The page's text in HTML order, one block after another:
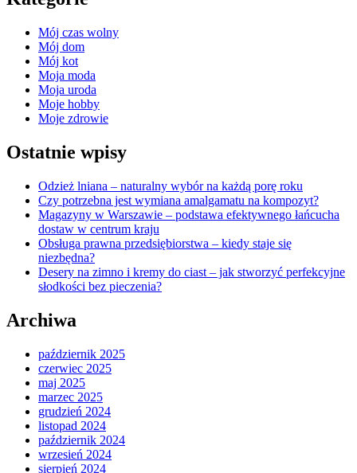
Mój czas wolny
Mój dom
Mój kot
Moja moda
Moja uroda
Moje hobby
Moje zdrowie
Ostatnie wpisy
Odzież lniana – naturalny wybór na każdą porę roku
Czy potrzebna jest wymiana amalgamatu na kompozyt?
Magazyny w Warszawie – podstawa efektywnego łańcucha
dostaw w centrum kraju
Obsługa prawna przedsiębiorstwa – kiedy staje się
niezbędna?
Desery na zimno i kremy do ciast – jak stworzyć perfekcyjne
słodkości bez pieczenia?
Archiwa
październik 2025
czerwiec 2025
maj 2025
marzec 2025
grudzień 2024
listopad 2024
październik 2024
wrzesień 2024
sierpień 2024